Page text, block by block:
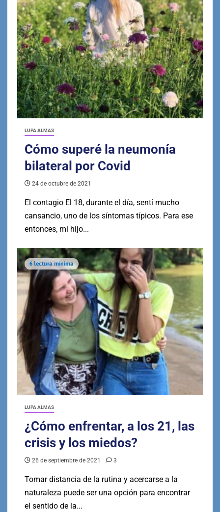
LUPA ALMAS
Cómo superé la neumonía
bilateral por Covid
24 de octubre de 2021
El contagio El 18, durante el día, sentí mucho
cansancio, uno de los síntomas típicos. Para ese
entonces, mi hijo...
6 lectura mínima
LUPA ALMAS
¿Cómo enfrentar, a los 21, las
crisis y los miedos?
26 de septiembre de 2021 3
Tomar distancia de la rutina y acercarse a la
naturaleza puede ser una opción para encontrar
el sentido de la...